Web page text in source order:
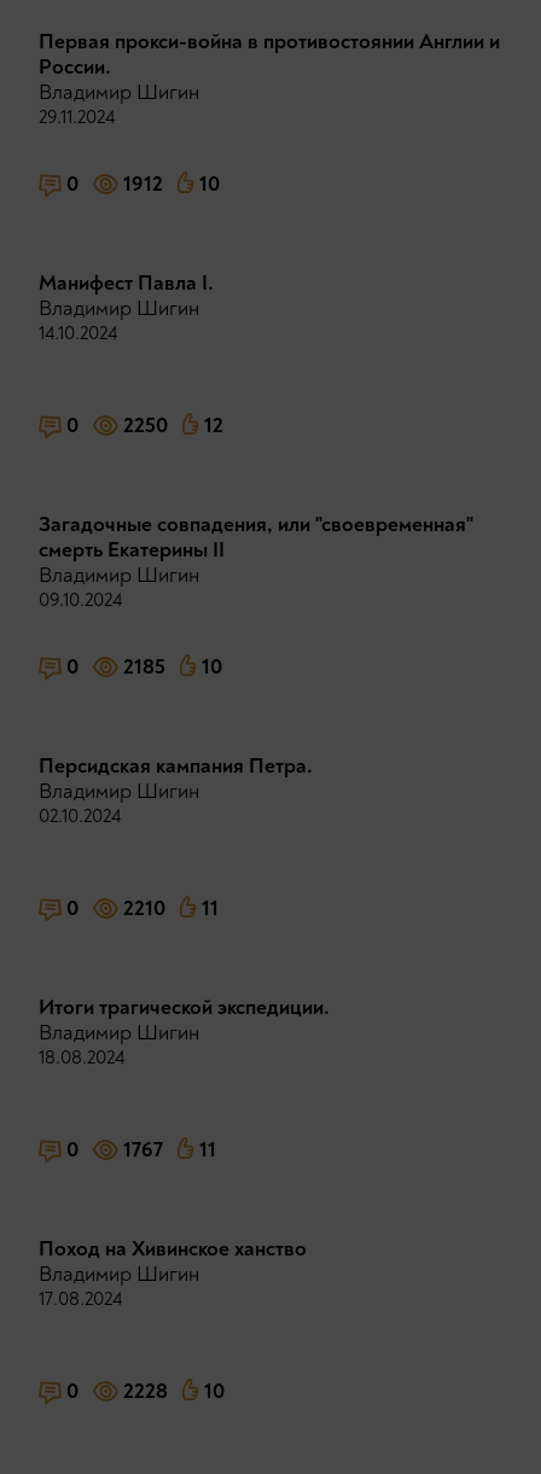
Первая прокси-война в противостоянии Англии и
России.
Владимир Шигин
29.11.2024
0 1912 10
Манифест Павла I.
Владимир Шигин
14.10.2024
0 2250 12
Загадочные совпадения, или "своевременная"
смерть Екатерины II
Владимир Шигин
09.10.2024
0 2185 10
Персидская кампания Петра.
Владимир Шигин
02.10.2024
0 2210 11
Итоги трагической экспедиции.
Владимир Шигин
18.08.2024
0 1767 11
Поход на Хивинское ханство
Владимир Шигин
17.08.2024
0 2228 10